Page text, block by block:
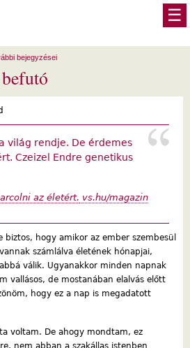
☰
bejegyzései
világ rendje. De érdemes
Czeizel Endre genetikus
az életért. vs.hu/magazin
hogy amikor az ember szembesül
számlálva életének hónapjai,
válik. Ugyanakkor minden napnak
vallásos, de mostanában elalvás előtt
hogy ez a nap is megadatott
voltam. De ahogy mondtam, ez
nem abban a szakállas istenben